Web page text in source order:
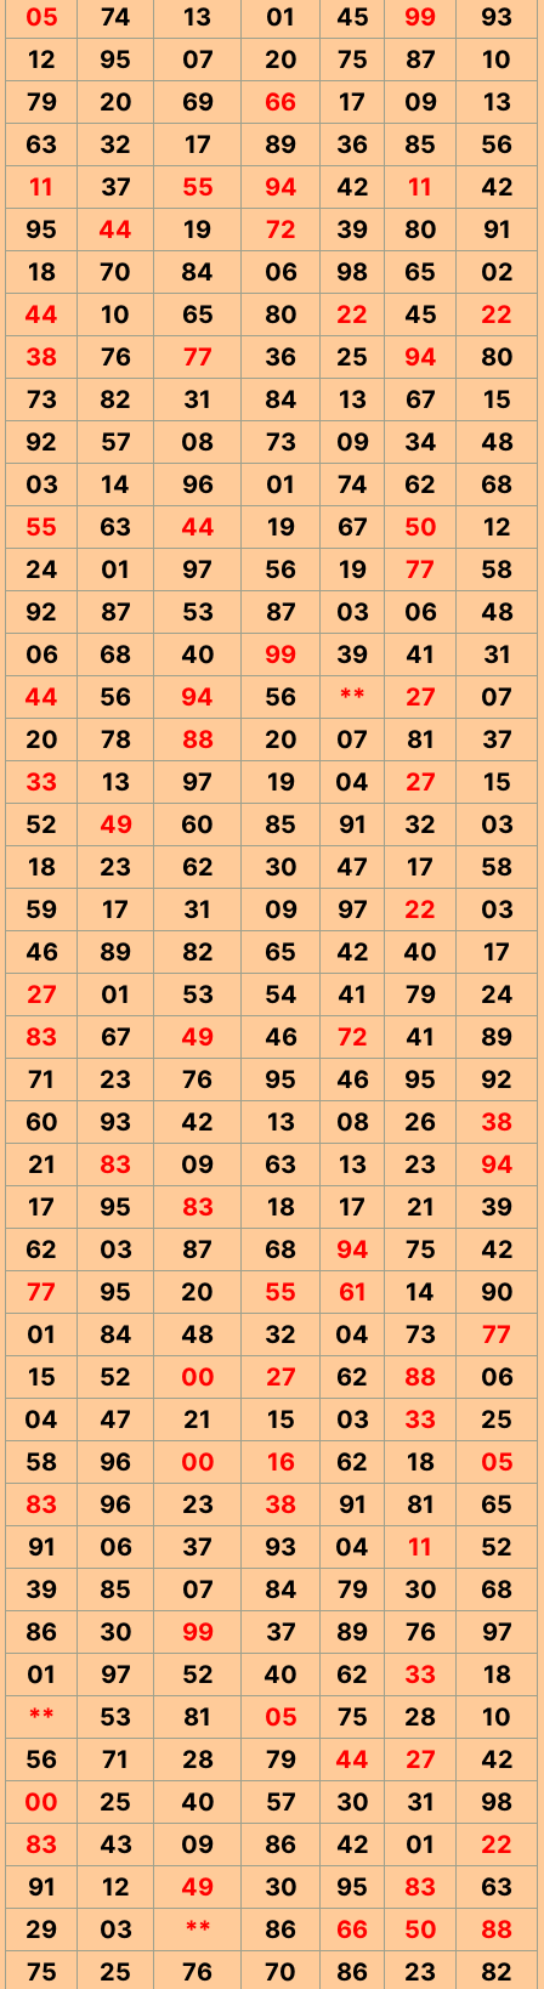
05 74 13 01 45 99
93
12
95 07 20 75 87
10
79
20 69 66 17 09
13
63
32 17 89 36 85
56
11
37 55 94 42 11
42
95
44 19 72 39 80
91
18
70 84 06 98 65
02
44
10 65 80 22 45
22
38
76 77 36 25 94
80
73
82 31 84 13 67
15
92
57 08 73 09 34
48
03
14 96 01 74 62
68
55
63 44 19 67 50
12
24
01 97 56 19 77
58
92
87 53 87 03 06
48
06
68 40 99 39 41
31
44
56 94 56 ** 27
07
20
78 88 20 07 81
37
33
13 97 19 04 27
15
52
49 60 85 91 32
03
18
23 62 30 47 17
58
59
17 31 09 97 22
03
46
89 82 65 42 40
17
27
01 53 54 41 79
24
83
67 49 46 72 41
89
71
23 76 95 46 95
92
60
93 42 13 08 26
38
21
83 09 63 13 23
94
17
95 83 18 17 21
39
62
03 87 68 94 75
42
77
95 20 55 61 14
90
01
84 48 32 04 73
77
15
52 00 27 62 88
06
04
47 21 15 03 33
25
58
96 00 16 62 18
05
83
96 23 38 91 81
65
91
06 37 93 04 11
52
39
85 07 84 79 30
68
86
30 99 37 89 76
97
01
97 52 40 62 33
18
**
53 81 05 75 28
10
56
71 28 79 44 27
42
00
25 40 57 30 31
98
83
43 09 86 42 01
22
91
12 49 30 95 83
63
29
03 ** 86 66 50
88
75
25 76 70 86 23
82